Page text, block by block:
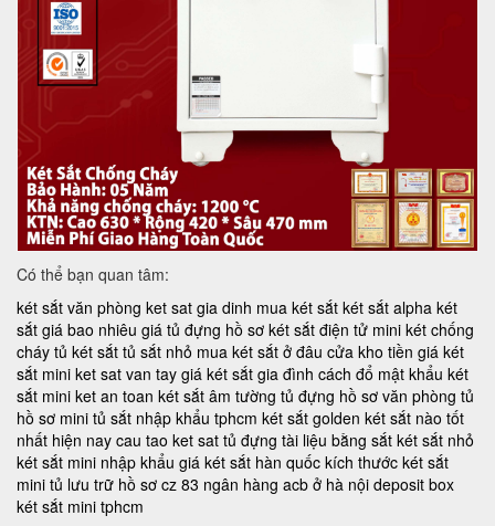
Có thể bạn quan tâm:
két sắt văn phòng ket sat gia dinh mua két sắt két sắt alpha két
sắt giá bao nhiêu giá tủ đựng hồ sơ két sắt điện tử mini két chống
cháy tủ két sắt tủ sắt nhỏ mua két sắt ở đâu cửa kho tiền giá két
sắt mini ket sat van tay giá két sắt gia đình cách đổ mật khẩu két
sắt mini ket an toan két sắt âm tường tủ đựng hồ sơ văn phòng tủ
hồ sơ mini tủ sắt nhập khẩu tphcm két sắt golden két sắt nào tốt
nhất hiện nay cau tao ket sat tủ đựng tài liệu bằng sắt két sắt nhỏ
két sắt mini nhập khẩu giá két sắt hàn quốc kích thước két sắt
mini tủ lưu trữ hồ sơ cz 83 ngân hàng acb ở hà nội deposit box
két sắt mini tphcm